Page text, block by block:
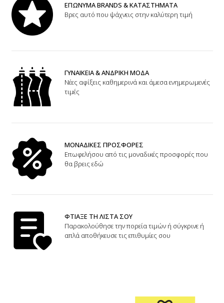
ΕΠΩΝΥΜΑ BRANDS & ΚΑΤΑΣΤΗΜΑΤΑ
Βρες αυτό που ψάχνεις στην καλύτερη τιμή
ΓΥΝΑΙΚΕΙΑ & ΑΝΔΡΙΚΗ ΜΟΔΑ
Νέες αφίξεις καθημερινά και άμεσα ενημερωμενές
τιμές
ΜΟΝΑΔΙΚΕΣ ΠΡΟΣΦΟΡΕΣ
Επωφελήσου από τις μοναδικές προσφορές που
θα βρεις εδώ
ΦΤΙΑΞΕ ΤΗ ΛΙΣΤΑ ΣΟΥ
Παρακολούθησε την πορεία τιμών ή σύγκρινε ή
απλά αποθήκευσε τις επιθυμίες σου